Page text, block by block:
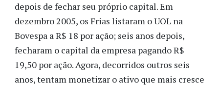
depois de fechar seu próprio capital. Em
dezembro 2005, os Frias listaram o UOL na
Bovespa a R$ 18 por ação; seis anos depois,
fecharam o capital da empresa pagando R$
19,50 por ação. Agora, decorridos outros seis
anos, tentam monetizar o ativo que mais cresce